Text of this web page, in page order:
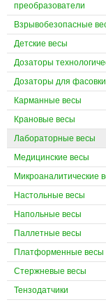
преобразователи
Взрывобезопасные
Детские весы
Дозаторы
Дозаторы для фасовки
Карманные весы
Крановые весы
Лабораторные весы
Медицинские весы
Микроаналитические
Настольные весы
Напольные весы
Паллетные весы
Платформенные весы
Стержневые весы
Тензодатчики